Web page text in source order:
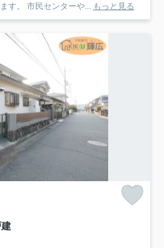
す。 市民センターや... もっと見る